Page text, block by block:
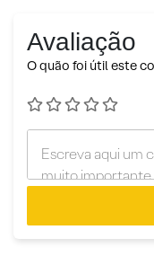
Avaliação
O quão foi útil este